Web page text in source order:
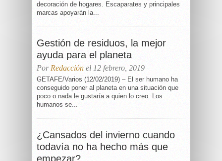
decoración de hogares. Escaparates y principales
marcas apoyarán la...
Gestión de residuos, la mejor
ayuda para el planeta
Por Redacción el 12 febrero, 2019
GETAFE/Varios (12/02/2019) – El ser humano ha
conseguido poner al planeta en una situación que
poco o nada le gustaría a quien lo creo. Los
humanos se...
¿Cansados del invierno cuando
todavía no ha hecho más que
empezar?